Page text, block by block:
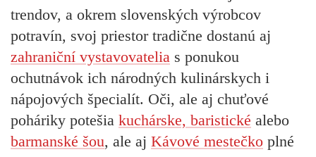
trendov, a okrem slovenských výrobcov
potravín, svoj priestor tradične dostanú aj
zahraniční vystavovatelia s ponukou
ochutnávok ich národných kulinárskych i
nápojových špecialít. Oči, ale aj chuťové
poháriky potešia kuchárske, baristické alebo
barmanské šou, ale aj Kávové mestečko plné